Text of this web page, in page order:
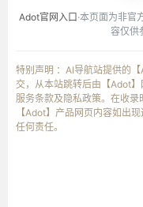
Adot官网入口 ·本页面为非官
容仅供
特别声明 ：AI导航站提供的
交，从本站跳转后由【Adot
服务条款及隐私政策。在收
【Adot】产品网页内容如出
任何责任。